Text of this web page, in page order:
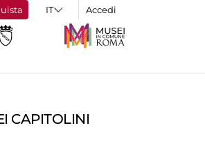
Accedi
CAPITOLINI